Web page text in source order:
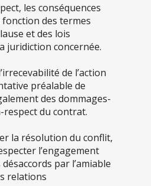
les conséquences
des termes
et des lois
juridiction concernée.
de l’action
préalable de
des dommages-
du contrat.
la résolution du conflit,
l’engagement
par l’amiable
relations